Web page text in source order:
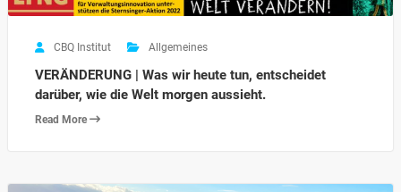
CBQ Institut Allgemeines
VERÄNDERUNG | Was wir heute tun, entscheidet
darüber, wie die Welt morgen aussieht.
Read More